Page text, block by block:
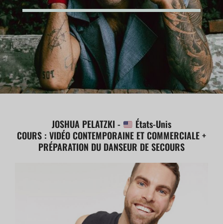
JOSHUA PELATZKI -
États-Unis
COURS : VIDÉO CONTEMPORAINE ET COMMERCIALE +
PRÉPARATION DU DANSEUR DE SECOURS